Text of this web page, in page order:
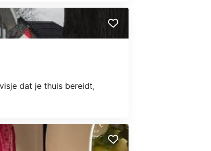
dat je thuis bereidt,